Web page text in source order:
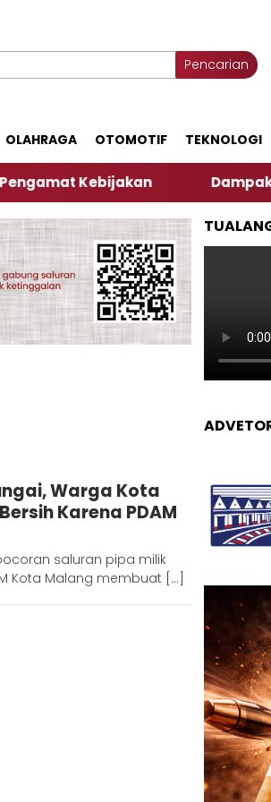
Pencarian
OLAHRAGA OTOMOTIF TEKNOLOGI
Dampak El Nino,
Warga Kota
Karena PDAM
saluran pipa milik
Kota Malang membuat […]